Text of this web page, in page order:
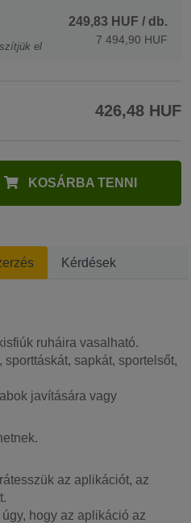
el
249,83 HUF / db.
7 494,90 HUF
426,48 HUF
KOSÁRBA TENNI
Kérdések
ruháira vasalható.
sapkát, sportelsőt,
javítására vagy
az aplikációt, az
hogy az aplikáció az